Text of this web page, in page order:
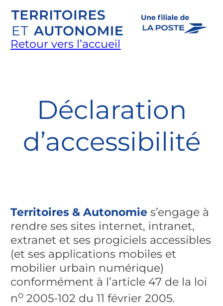
Aller
au
contenu
Retour vers l’accueil
Déclaration
d’accessibilité
Territoires & Autonomie s’engage à
rendre ses sites internet, intranet,
extranet et ses progiciels accessibles
(et ses applications mobiles et
mobilier urbain numérique)
conformément à l’article 47 de la loi
no 2005-102 du 11 février 2005.